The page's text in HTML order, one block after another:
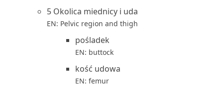
5 Okolica miednicy i uda
EN: Pelvic region and thigh
pośladek
EN: buttock
kość udowa
EN: femur